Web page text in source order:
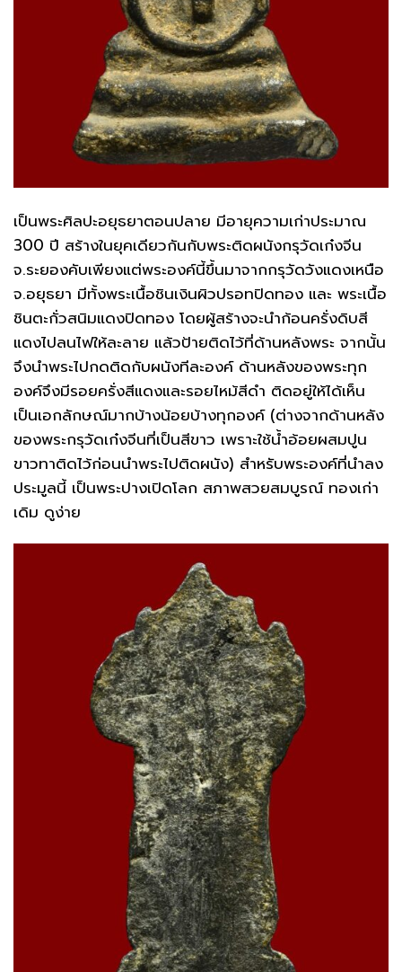
เป็นพระศิลปะอยุธยาตอนปลาย มีอายุความเก่าประมาณ
300 ปี สร้างในยุคเดียวกันกับพระติดผนังกรุวัดเก๋งจีน
จ.ระยองคับเพียงแต่พระองค์นี้ขึ้นมาจากกรุวัดวังแดงเหนือ
จ.อยุธยา มีทั้งพระเนื้อชินเงินผิวปรอทปิดทอง และ พระเนื้อ
ชินตะกั่วสนิมแดงปิดทอง โดยผู้สร้างจะนำก้อนครั่งดิบสี
แดงไปลนไฟให้ละลาย แล้วป้ายติดไว้ที่ด้านหลังพระ จากนั้น
จึงนำพระไปกดติดกับผนังทีละองค์ ด้านหลังของพระทุก
องค์จึงมีรอยครั่งสีแดงและรอยไหม้สีดำ ติดอยู่ให้ได้เห็น
เป็นเอกลักษณ์มากบ้างน้อยบ้างทุกองค์ (ต่างจากด้านหลัง
ของพระกรุวัดเก๋งจีนที่เป็นสีขาว เพราะใช้น้ำอ้อยผสมปูน
ขาวทาติดไว้ก่อนนำพระไปติดผนัง) สำหรับพระองค์ที่นำลง
ประมูลนี้ เป็นพระปางเปิดโลก สภาพสวยสมบูรณ์ ทองเก่า
เดิม ดูง่าย